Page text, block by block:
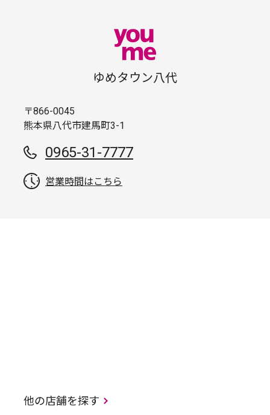
ゆめタウン八代
〒866-0045
熊本県八代市建馬町3-1
0965-31-7777
営業時間はこちら
他の店舗を探す